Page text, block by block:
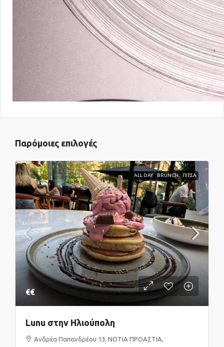
Παρόμοιες επιλογές
ALL DAY BRUNCH ΠΙΤΣΑ
€€
Lunu στην Ηλιούπολη
Ανδρέα Παπανδρέου 13, ΝΟΤΙΑ ΠΡΟΑΣΤΙΑ,